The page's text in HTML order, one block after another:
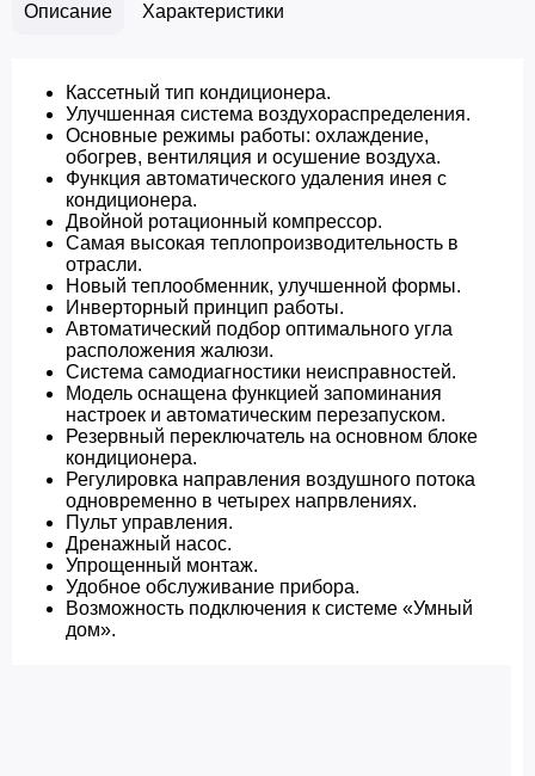
Описание Характеристики
Кассетный тип кондиционера.
Улучшенная система воздухораспределения.
Основные режимы работы: охлаждение,
обогрев, вентиляция и осушение воздуха.
Функция автоматического удаления инея с
кондиционера.
Двойной ротационный компрессор.
Самая высокая теплопроизводительность в
отрасли.
Новый теплообменник, улучшенной формы.
Инверторный принцип работы.
Автоматический подбор оптимального угла
расположения жалюзи.
Система самодиагностики неисправностей.
Модель оснащена функцией запоминания
настроек и автоматическим перезапуском.
Резервный переключатель на основном блоке
кондиционера.
Регулировка направления воздушного потока
одновременно в четырех напрвлениях.
Пульт управления.
Дренажный насос.
Упрощенный монтаж.
Удобное обслуживание прибора.
Возможность подключения к системе «Умный
дом».